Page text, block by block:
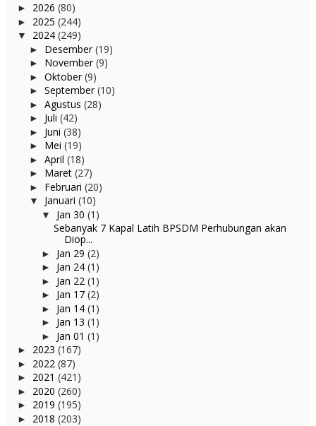
► 2026 (80)
► 2025 (244)
▼ 2024 (249)
► Desember(19)
► November(9)
► Oktober(9)
► September(10)
► Agustus (28)
► Juli (42)
► Juni (38)
► Mei (19)
► April (18)
► Maret (27)
► Februari (20)
▼ Januari (10)
▼ Jan 30 (1)
Sebanyak 7 Kapal Latih BPSDM Perhubungan akan
Diop...
► Jan 29 (2)
► Jan 24 (1)
► Jan 22 (1)
► Jan 17 (2)
► Jan 14 (1)
► Jan 13 (1)
► Jan 01 (1)
► 2023 (167)
► 2022 (87)
► 2021 (421)
► 2020 (260)
► 2019 (195)
► 2018 (203)